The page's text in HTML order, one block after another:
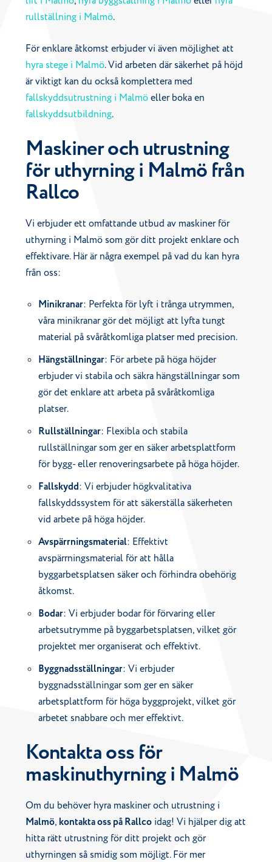
rullställning i Malmö.
För enklare åtkomst erbjuder vi även möjlighet att
hyra stege i Malmö. Vid arbeten där säkerhet på höjd
är viktigt kan du också komplettera med
fallskyddsutrustning i Malmöeller boka en
fallskyddsutbildning.
Maskiner och utrustning
för uthyrning i Malmö från
Rallco
Vi erbjuder ett omfattande utbud av maskiner för
uthyrning i Malmö som gör ditt projekt enklare och
effektivare. Här är några exempel på vad du kan hyra
från oss:
Minikranar: Perfekta för lyft i trånga utrymmen,
våra minikranar gör det möjligt att lyfta tungt
material på svåråtkomliga platser med precision.
Hängställningar: För arbete på höga höjder
erbjuder vi stabila och säkra hängställningar som
gör det enklare att arbeta på svåråtkomliga
platser.
Rullställningar: Flexibla och stabila
rullställningar som ger en säker arbetsplattform
för bygg- eller renoveringsarbete på höga höjder.
Fallskydd: Vi erbjuder högkvalitativa
fallskyddssystem för att säkerställa säkerheten
vid arbete på höga höjder.
Avspärrningsmaterial: Effektivt
avspärrningsmaterial för att hålla
byggarbetsplatsen säker och förhindra obehörig
åtkomst.
Bodar: Vi erbjuder bodar för förvaring eller
arbetsutrymme på byggarbetsplatsen, vilket gör
projektet mer organiserat och effektivt.
Byggnadsställningar: Vi erbjuder
byggnadsställningar som ger en säker
arbetsplattform för höga byggprojekt, vilket gör
arbetet snabbare och mer effektivt.
Kontakta oss för
maskinuthyrning i Malmö
Om du behöver hyra maskiner och utrustning i
Malmö, kontakta oss på Rallco idag! Vi hjälper dig att
hitta rätt utrustning för ditt projekt och gör
uthyrningen så smidig som möjligt. För mer